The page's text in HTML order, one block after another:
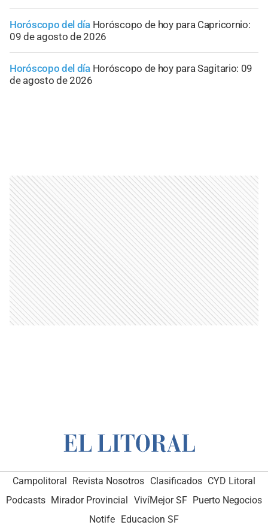
Horóscopo del día Horóscopo de hoy para Capricornio:
09 de agosto de 2026
Horóscopo del día Horóscopo de hoy para Sagitario: 09
de agosto de 2026
Campolitoral Revista Nosotros Clasificados CYD Litoral
Podcasts Mirador Provincial VivíMejor SF Puerto Negocios
Notife Educacion SF